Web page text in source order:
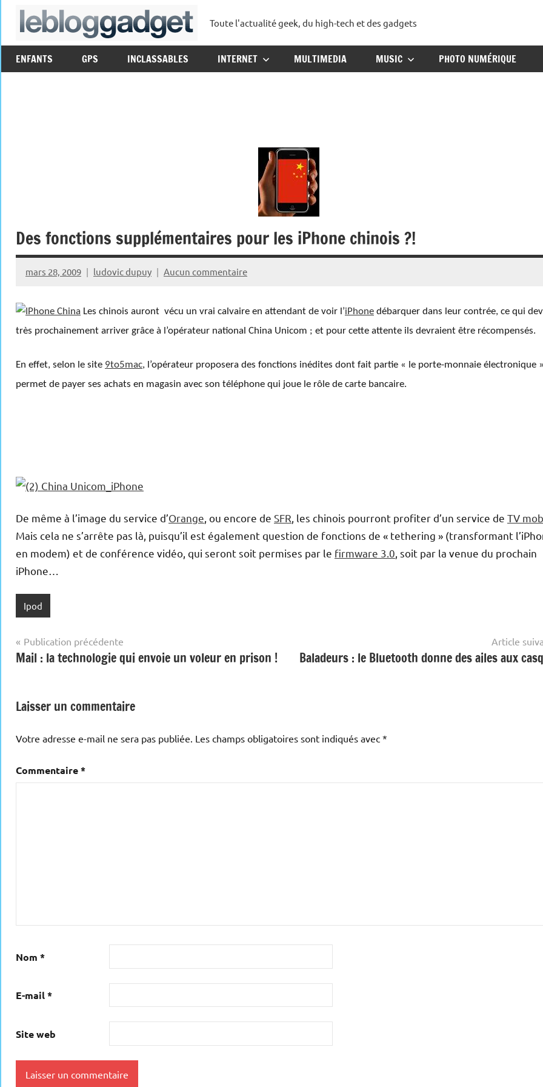
Aller
lebloggadget
Toute l'actualité geek, du high-tech et des gadgets
ENFANTS GPS INCLASSABLES INTERNET MULTIMEDIA MUSIC PHOTO NUMÉRIQUE
Des fonctions supplémentaires pour les iPhone chinois ?!
mars 28, 2009 ludovic dupuy Aucun commentaire
Les chinois auront vécu un vrai calvaire en attendant de voir l’iPhone débarquer dans leur contrée, ce qui
très prochainement arriver grâce à l’opérateur national China Unicom ; et pour cette attente ils devraient être récompensés.
En effet, selon le site 9to5mac, l’opérateur proposera des fonctions inédites dont fait partie « le porte-monnaie électronique
permet de payer ses achats en magasin avec son téléphone qui joue le rôle de carte bancaire.
De même à l’image du service d’Orange , ou encore de SFR , les chinois pourront profiter d’un service de TV
Mais cela ne s’arrête pas là, puisqu’il est également question de fonctions de « tethering » (transformant
en modem) et de conférence vidéo, qui seront soit permises par le firmware 3.0 , soit par la venue du prochain
iPhone…
Ipod
Navigation
de
Publication précédente
Mail : la technologie qui envoie un voleur en prison !
Article
Baladeurs : le Bluetooth donne des ailes aux
Laisser un commentaire
Votre adresse e-mail ne sera pas publiée. Les champs obligatoires sont indiqués avec *
Commentaire*
Nom *
E-mail*
Site web